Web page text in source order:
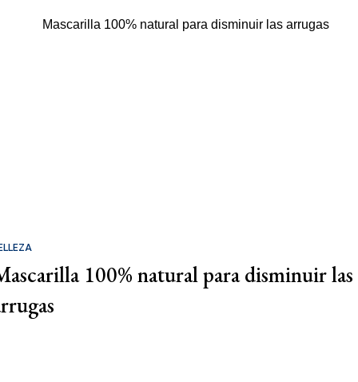
100% natural para disminuir las